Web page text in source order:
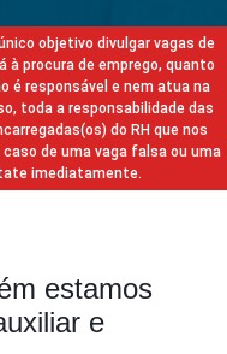
objetivo divulgar vagas de
procura de emprego, quanto
é responsável e nem atua na
toda a responsabilidade das
do RH que nos
de uma vaga falsa ou uma
imediatamente.
estamos
e